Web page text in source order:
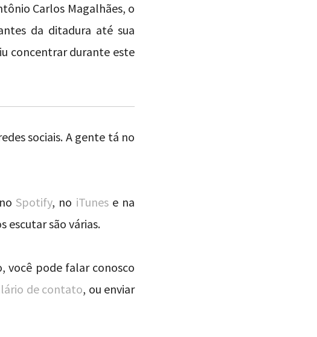
Carlos Magalhães, o
da ditadura até sua
concentrar durante este
sociais. A gente tá no
Spotify, no iTunese na
escutar são várias.
você pode falar conosco
de contato, ou enviar